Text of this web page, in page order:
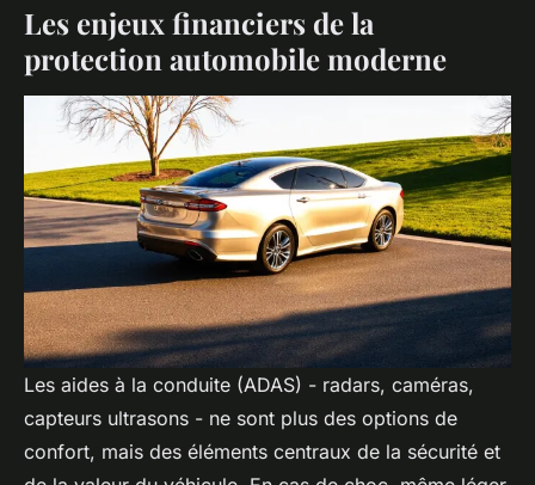
Les enjeux financiers de la
protection automobile moderne
Les aides à la conduite (ADAS) - radars, caméras,
capteurs ultrasons - ne sont plus des options de
confort, mais des éléments centraux de la sécurité et